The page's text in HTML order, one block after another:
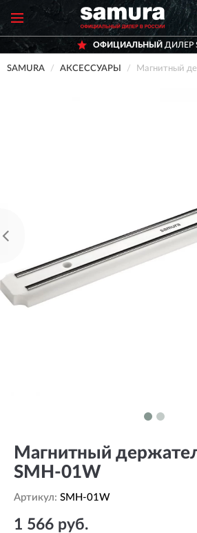
ОФИЦИАЛЬНЫЙДИЛЕР
SAMURA АКСЕССУАРЫ Магнитный
Магнитный
SMH-01W
Артикул: SMH-01W
1 566 руб.